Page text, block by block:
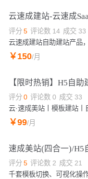
评分 5 评论数 14 成交 33
￥150/月
评分 0 评论数 0 成交 33
￥99/月
评分 5 评论数 2 成交 21